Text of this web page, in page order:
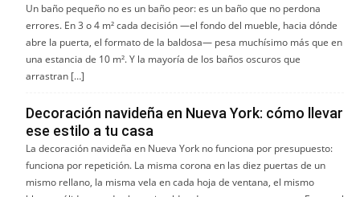
Un baño pequeño no es un baño peor: es un baño que no perdona
errores. En 3 o 4 m² cada decisión —el fondo del mueble, hacia dónde
abre la puerta, el formato de la baldosa— pesa muchísimo más que en
una estancia de 10 m². Y la mayoría de los baños oscuros que
arrastran […]
Decoración navideña en Nueva York: cómo llevar
ese estilo a tu casa
La decoración navideña en Nueva York no funciona por presupuesto:
funciona por repetición. La misma corona en las diez puertas de un
mismo rellano, la misma vela en cada hoja de ventana, el mismo